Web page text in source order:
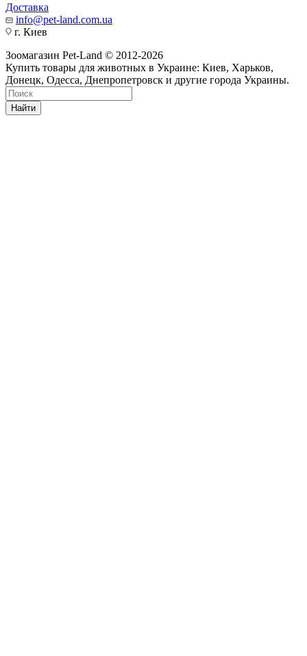
Доставка
info@pet-land.com.ua
г. Киев
Зоомагазин Pet-Land © 2012-2026
Купить товары для животных в Украине: Киев, Харьков,
Донецк, Одесса, Днепропетровск и другие города Украины.
Найти